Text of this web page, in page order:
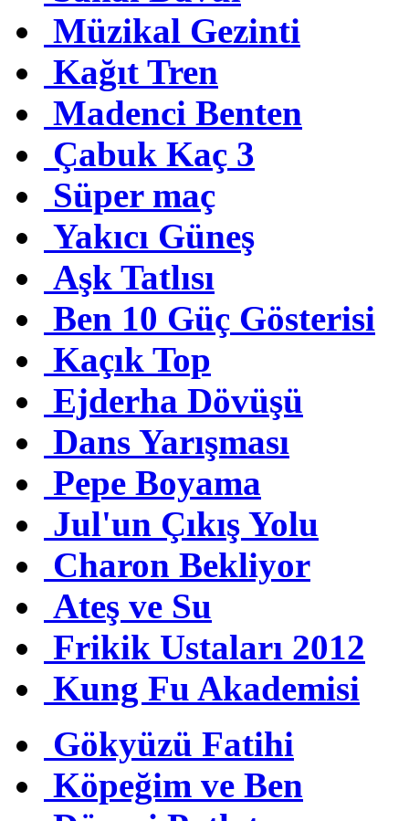
Müzikal Gezinti
Kağıt Tren
Madenci Benten
Çabuk Kaç 3
Süper maç
Yakıcı Güneş
Aşk Tatlısı
Ben 10 Güç Gösterisi
Kaçık Top
Ejderha Dövüşü
Dans Yarışması
Pepe Boyama
Jul'un Çıkış Yolu
Charon Bekliyor
Ateş ve Su
Frikik Ustaları 2012
Kung Fu Akademisi
Gökyüzü Fatihi
Köpeğim ve Ben